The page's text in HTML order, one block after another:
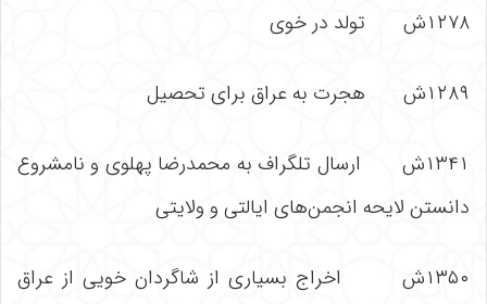
۱۲۷۸ش تولد در خوی
۱۲۸۹ش هجرت به عراق برای تحصیل
۱۳۴۱ش ارسال تلگراف به محمدرضا پهلوی و نامشروع
دانستن لایحه انجمن‌های ایالتی و ولایتی
۱۳۵۰ش اخراج بسیاری از شاگردان خویی از عراق